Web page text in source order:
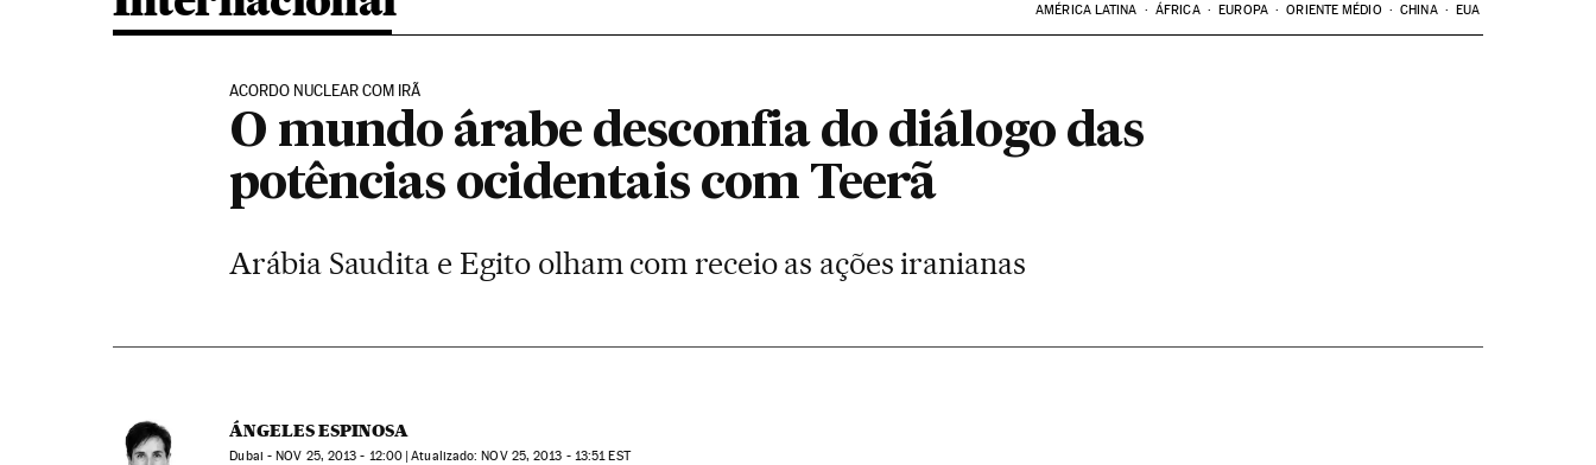
AMÉRICA LATINA ÁFRICA EUROPA ORIENTE MÉDIO CHINA EUA
ACORDO NUCLEAR COM IRÃ
O mundo árabe desconfia do diálogo das
potências ocidentais com Teerã
Arábia Saudita e Egito olham com receio as ações iranianas
ÁNGELES ESPINOSA
Dubai -NOV 25, 2013 - 12:00 atualizado: NOV25, 2013 - 13:51EST